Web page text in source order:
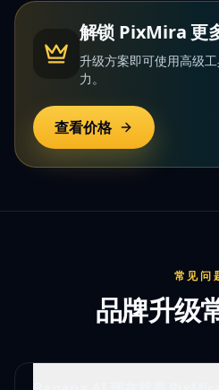
解锁 PixMira 更
升级方案即可使用高级
力。
查看价格
常见问
品牌升级